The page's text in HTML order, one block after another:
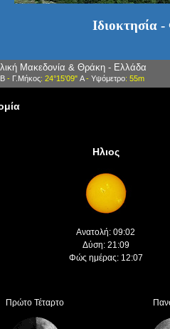
Ιδιοκτησία
Μακεδονία & Θράκη - Ελλάδα
Β- Γ.Μήκος: 24°15'09" Α- Υψόμετρο: 55m
Ηλιος
Ανατολή: 09:02
Δύση: 21:09
Φώς ημέρας: 12:07
Πρώτο Τέταρτο